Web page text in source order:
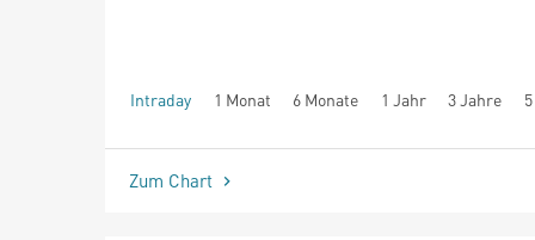
Intraday 1 Monat 6 Monate 1 Jahr 3 Jahre
seit Beginn
Zum Chart